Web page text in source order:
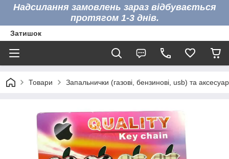
Надсилання замовлень зараз відбувається
протягом 1-3 днів.
Затишок
Товари Запальнички (газові, бензинові, usb) та